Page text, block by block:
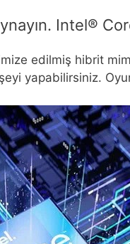
Intel®
edilmiş hibrit
yapabilirsiniz.